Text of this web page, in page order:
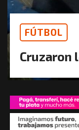
FÚTBOL
Cruzaron